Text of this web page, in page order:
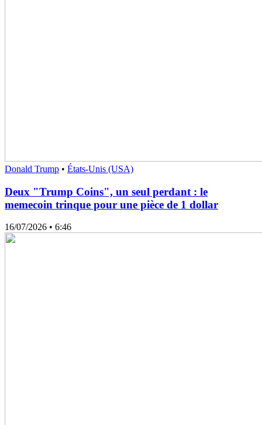
Donald Trump • États-Unis (USA)
Deux "Trump Coins", un seul perdant : le
memecoin trinque pour une pièce de 1 dollar
16/07/2026 • 6:46